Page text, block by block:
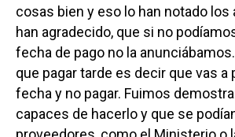
cosas bien y eso lo han notado los
han agradecido, que si no
fecha de pago no la
que pagar tarde es decir que vas a
fecha y no pagar. Fuimos
capaces de hacerlo y que se